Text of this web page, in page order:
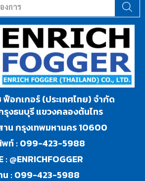
ฟ็อกเกอร์ (ประเทศไทย) จำกัด
รุงธนบุรี แขวงคลองต้นไทร
าน กรุงเทพมหานคร 10600
พท์ :099-423-5988
:@ENRICHFOGGER
น :099-423-5988